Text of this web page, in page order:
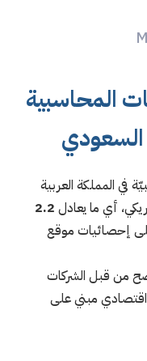
المحاسبية
السعودي
في المملكة العربية
2.2
بناءً على إحصائيات موقع
من قبل الشركات
مبني على